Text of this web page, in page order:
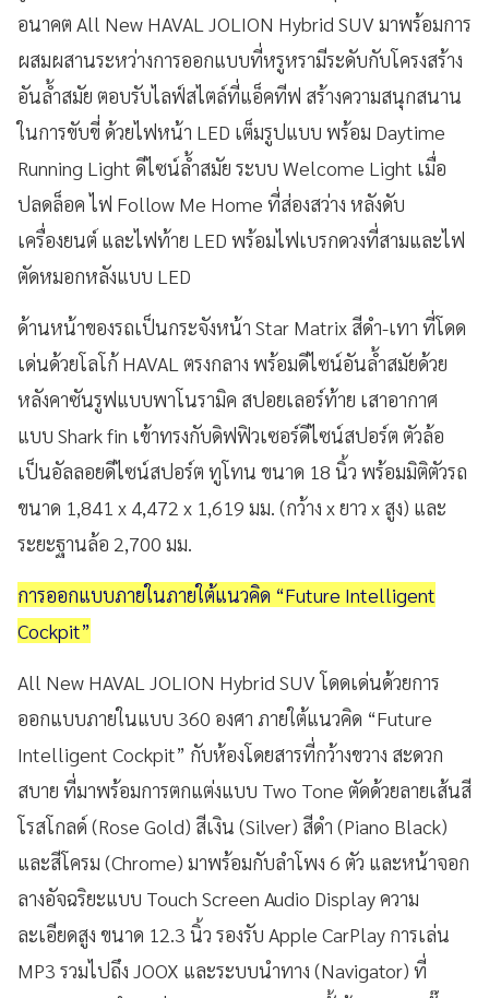
อนาคต All New HAVAL JOLION Hybrid SUV มาพร้อมการ
ผสมผสานระหว่างการออกแบบที่หรูหรามีระดับกับโครงสร้าง
อันล้ำสมัย ตอบรับไลฟ์สไตล์ที่แอ็คทีฟ สร้างความสนุกสนาน
ในการขับขี่ ด้วยไฟหน้า LED เต็มรูปแบบ พร้อม Daytime
Running Light ดีไซน์ล้ำสมัย ระบบ Welcome Light เมื่อ
ปลดล็อค ไฟ Follow Me Home ที่ส่องสว่าง หลังดับ
เครื่องยนต์ และไฟท้าย LED พร้อมไฟเบรกดวงที่สามและไฟ
ตัดหมอกหลังแบบ LED
ด้านหน้าของรถเป็นกระจังหน้า Star Matrix สีดำ-เทา ที่โดด
เด่นด้วยโลโก้ HAVAL ตรงกลาง พร้อมดีไซน์อันล้ำสมัยด้วย
หลังคาซันรูฟแบบพาโนรามิค สปอยเลอร์ท้าย เสาอากาศ
แบบ Shark fin เข้าทรงกับดิฟฟิวเซอร์ดีไซน์สปอร์ต ตัวล้อ
เป็นอัลลอยดีไซน์สปอร์ต ทูโทน ขนาด 18 นิ้ว พร้อมมิติตัวรถ
ขนาด 1,841 x 4,472 x 1,619 มม. (กว้าง x ยาว x สูง) และ
ระยะฐานล้อ 2,700 มม.
การออกแบบภายในภายใต้แนวคิด “Future Intelligent
Cockpit”
All New HAVAL JOLION Hybrid SUV โดดเด่นด้วยการ
ออกแบบภายในแบบ 360 องศา ภายใต้แนวคิด “Future
Intelligent Cockpit” กับห้องโดยสารที่กว้างขวาง สะดวก
สบาย ที่มาพร้อมการตกแต่งแบบ Two Tone ตัดด้วยลายเส้นสี
โรสโกลด์ (Rose Gold) สีเงิน (Silver) สีดำ (Piano Black)
และสีโครม (Chrome) มาพร้อมกับลำโพง 6 ตัว และหน้าจอก
ลางอัจฉริยะแบบ Touch Screen Audio Display ความ
ละเอียดสูง ขนาด 12.3 นิ้ว รองรับ Apple CarPlay การเล่น
MP3 รวมไปถึง JOOX และระบบนำทาง (Navigator) ที่